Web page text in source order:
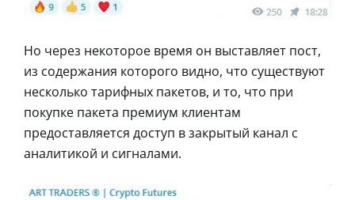
Но через некоторое время он выставляет пост,
из содержания которого видно, что существуют
несколько тарифных пакетов, и то, что при
покупке пакета премиум клиентам
предоставляется доступ в закрытый канал с
аналитикой и сигналами.